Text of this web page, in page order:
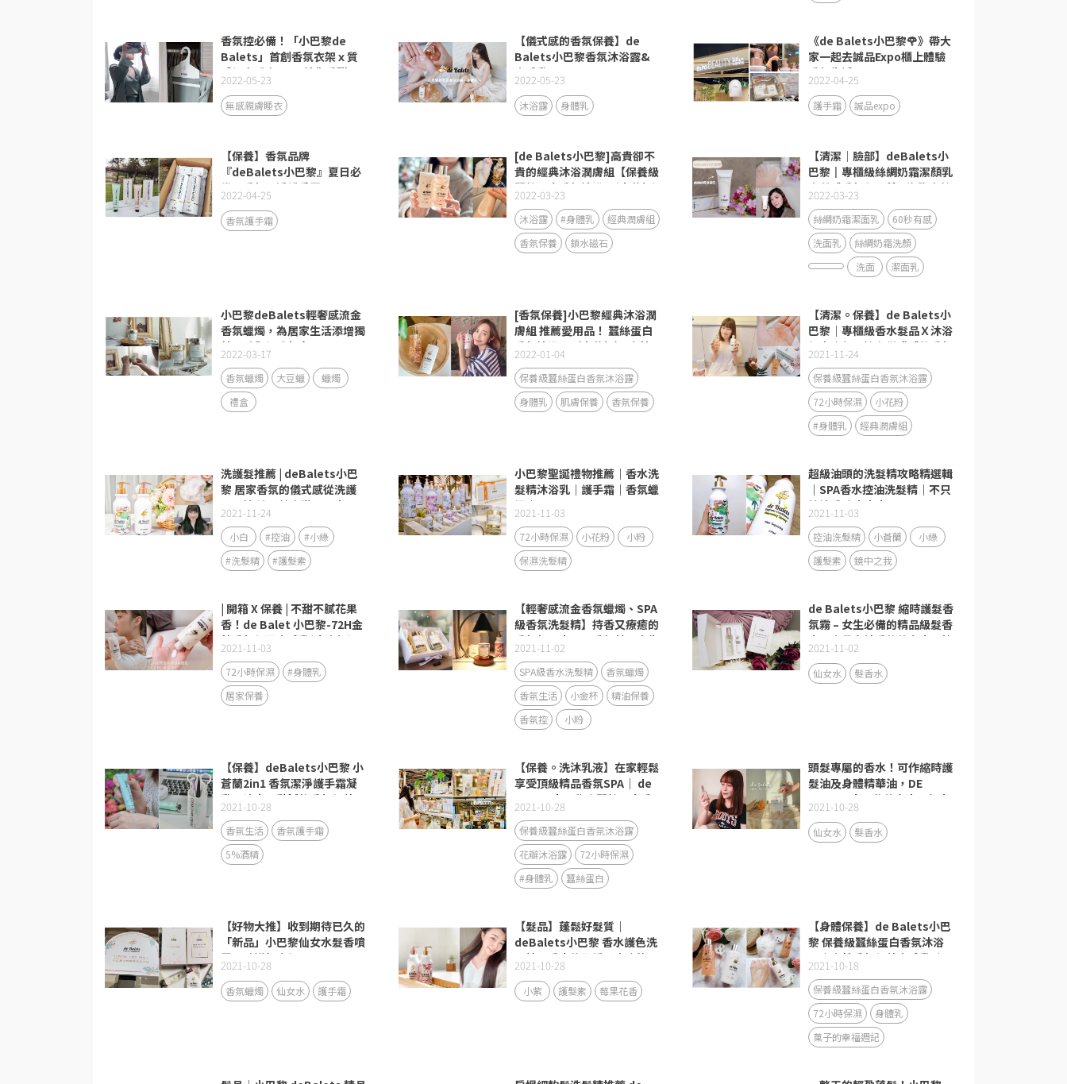
香氛控必備！「小巴黎de
Balets」首創香氛衣架ｘ質
感親膚睡衣2.0，給你香甜入
夢的體驗
2022-05-23
無感親膚睡衣
【儀式感的香氛保養】de
Balets小巴黎香氛沐浴露&
身體乳
2022-05-23
沐浴露 身體乳
《de Balets小巴黎🌹》帶大
家一起去誠品Expo櫃上體驗
香氛生活
2022-04-25
護手霜 誠品expo
【保養】香氛品牌
『deBalets小巴黎』夏日必
備！香氛潔淨護手霜
2022-04-25
香氛護手霜
[de Balets小巴黎]高貴卻不
貴的經典沐浴潤膚組【保養級
蠶絲蛋白香氛沐浴露(小花粉)/
金萃香氛身體乳(小金粉)】禮
物首選
2022-03-23
沐浴露 #身體乳
經典潤膚組
香氛保養
鎖水磁石
【清潔│臉部】deBalets小
巴黎║專櫃級絲綢奶霜潔顏乳
║質感香氛鼠尾草&海鹽║絲
綢質地泡泡綿密
2022-03-23
絲綢奶霜潔面乳
60秒有感
洗面乳
絲綢奶霜洗顏
洗面
潔面乳
小巴黎deBalets輕奢感流金
香氛蠟燭，為居家生活添增獨
特品味與優雅氣息！
2022-03-17
香氛蠟燭 大豆蠟
蠟燭
禮盒
[香氛保養]小巴黎經典沐浴潤
膚組 推薦愛用品！ 蠶絲蛋白
香氛沐浴露（小花粉） 金萃
香氛保養身體乳（小金粉）
2022-01-04
保養級蠶絲蛋白香氛沐浴露
身體乳
肌膚保養 香氛保養
【清潔。保養】de Balets小
巴黎｜專櫃級香水髮品Ｘ沐浴
組合｜每天擁有儀式感的香氛
保養生活日常！
2021-11-24
保養級蠶絲蛋白香氛沐浴露
72小時保濕
小花粉
#身體乳
經典潤膚組
洗護髮推薦 | deBalets小巴
黎 居家香氛的儀式感從洗護
髮開始 讓髮絲充滿柔順光澤
2021-11-24
小白 #控油
#小綠
#洗髮精
#護髮素
小巴黎聖誕禮物推薦｜香水洗
髮精沐浴乳｜護手霜｜香氛蠟
燭｜
2021-11-03
72小時保濕 小花粉
小粉
保濕洗髮精
超級油頭的洗髮精攻略精選輯
｜SPA香水控油洗髮精｜不只
控油香味也療癒
2021-11-03
控油洗髮精 小蒼蘭
小綠
護髮素
鏡中之我
| 開箱 X 保養 | 不甜不膩花果
香！de Balet 小巴黎-72H金
萃香氛保濕身體乳(小金粉)-
青澀時光
2021-11-03
72小時保濕
#身體乳
居家保養
【輕奢感流金香氛蠟燭、SPA
級香氛洗髮精】持香又療癒的
香氣超迷人，用香氛替居家生
活打造更舒服的療癒空間！
2021-11-02
SPA級香水洗髮精
香氛蠟燭
香氛生活
小金杯
精油保養
香氛控
小粉
de Balets小巴黎 縮時護髮香
氛霧 – 女生必備的精品級髮香
水、自帶女神香的仙女水、節
日送禮最佳首選
2021-11-02
仙女水 髮香水
【保養】deBalets小巴黎 小
蒼蘭2in1 香氛潔淨護手霜凝
乳。清爽不黏膩的香氛保養
2021-10-28
香氛生活
香氛護手霜
5%酒精
【保養。洗沐乳液】在家輕鬆
享受頂級精品香氛SPA｜ de
Balets小巴黎｜蠶絲蛋白香
氛沐浴露、72H金萃香氛保濕
身體乳(青澀時光)
2021-10-28
保養級蠶絲蛋白香氛沐浴露
花瓣沐浴露
72小時保濕
#身體乳
蠶絲蛋白
頭髮專屬的香水！可作縮時護
髮油及身體精華油，DE
BALETS小巴黎仙女水，輕奢
自然髮香水
2021-10-28
仙女水 髮香水
【好物大推】收到期待已久的
「新品」小巴黎仙女水髮香噴
霧！味道超高級！
2021-10-28
香氛蠟燭 仙女水 護手霜
【髮品】蓬鬆好髮質｜
deBalets小巴黎 香水護色洗
髮精、香水修復護髮素｜染髮
推薦洗髮精
2021-10-28
小紫 護髮素 莓果花香
【身體保養】de Balets小巴
黎 保養級蠶絲蛋白香氛沐浴
露｜金萃香氛保養身體乳 ｜
從沐浴開始愛自己 打造生活
的儀式感
2021-10-18
保養級蠶絲蛋白香氛沐浴露
72小時保濕
身體乳
菓子的幸福週記